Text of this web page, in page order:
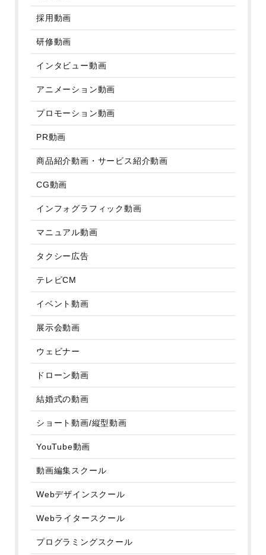
採用動画
研修動画
インタビュー動画
アニメーション動画
プロモーション動画
PR動画
商品紹介動画・サービス紹介動画
CG動画
インフォグラフィック動画
マニュアル動画
タクシー広告
テレビCM
イベント動画
展示会動画
ウェビナー
ドローン動画
結婚式の動画
ショート動画/縦型動画
YouTube動画
動画編集スクール
Webデザインスクール
Webライタースクール
プログラミングスクール